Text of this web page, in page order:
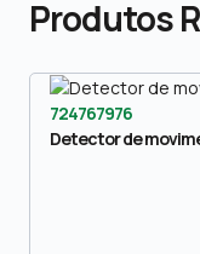
Produtos
724767976
Detector de